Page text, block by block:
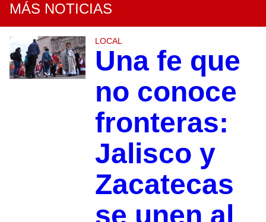
MÁS NOTICIAS
LOCAL
Una fe que
no conoce
fronteras:
Jalisco y
Zacatecas
se unen al